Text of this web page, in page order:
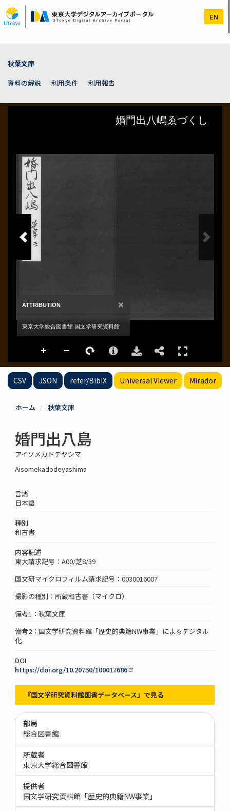
イ
ン
EN
秋葉文庫
資料の解説
利用条件 利用報告
CSV JSON refer/BibIX Universal Viewer Mirador
ホーム 秋葉文庫
婚門出八島
アイソメカドデヤシマ
Aisomekadodeyashima
言語
日本語
種別
和古書
内容記述
東大請求記号：A00/芝8/39
国文研マイクロフィルム請求記号：0030016007
撮影の種別：所蔵和古書（マイクロ）
備考1：秋葉文庫
備考2：国文学研究資料館「歴史的典籍NW事業」によるデジタル
化
DOI
https://doi.org/10.20730/100017686
『国文学研究資料館国書データベース』で見る
部局
総合図書館
所蔵者
東京大学総合図書館
提供者
国文学研究資料館「歴史的典籍NW事業」